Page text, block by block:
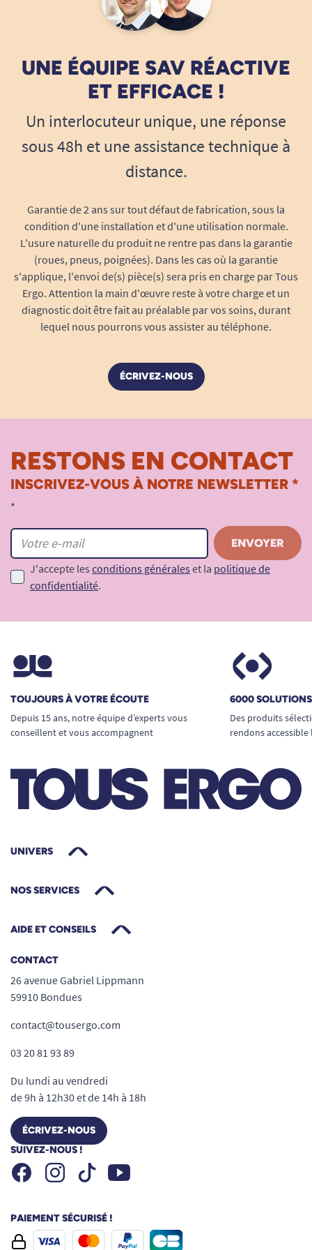
UNE ÉQUIPE SAV RÉACTIVE
ET EFFICACE !
Un interlocuteur unique, une réponse
sous 48h et une assistance technique à
distance.
Garantie de 2 ans sur tout défaut de fabrication, sous la
condition d'une installation et d'une utilisation normale.
L'usure naturelle du produit ne rentre pas dans la garantie
(roues, pneus, poignées). Dans les cas où la garantie
s'applique, l'envoi de(s) pièce(s) sera pris en charge par Tous
Ergo. Attention la main d'œuvre reste à votre charge et un
diagnostic doit être fait au préalable par vos soins, durant
lequel nous pourrons vous assister au téléphone.
ÉCRIVEZ-NOUS
RESTONS EN CONTACT
INSCRIVEZ-VOUS À NOTRE NEWSLETTER *
*
J'accepte les conditions générales et la politique de
confidentialité.
TOUJOURS À VOTRE ÉCOUTE
Depuis 15 ans, notre équipe d’experts vous
conseillent et vous accompagnent
6000
Des produits
rendons
UNIVERS
NOS SERVICES
AIDE ET CONSEILS
CONTACT
26 avenue Gabriel Lippmann
59910 Bondues
contact@tousergo.com
03 20 81 93 89
Du lundi au vendredi
de 9h à 12h30 et de 14h à 18h
ÉCRIVEZ-NOUS
SUIVEZ-NOUS !
FacebookInstagramTiktok Youtube
PAIEMENT SÉCURISÉ !